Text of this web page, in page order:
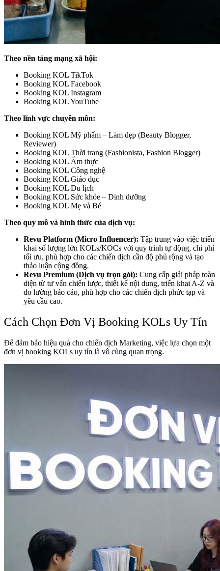
Theo nền tảng mạng xã hội:
Booking KOL TikTok
Booking KOL Facebook
Booking KOL Instagram
Booking KOL YouTube
Theo lĩnh vực chuyên môn:
Booking KOL Mỹ phẩm – Làm đẹp (Beauty Blogger,
Reviewer)
Booking KOL Thời trang (Fashionista, Fashion Blogger)
Booking KOL Ẩm thực
Booking KOL Công nghệ
Booking KOL Giáo dục
Booking KOL Du lịch
Booking KOL Sức khỏe – Dinh dưỡng
Booking KOL Mẹ và Bé
Theo quy mô và hình thức của dịch vụ:
Revu Platform (Micro Influencer): Tập trung vào việc triển
khai số lượng lớn KOLs/KOCs với quy trình tự động, chi phí
tối ưu, phù hợp cho các chiến dịch cần độ phủ rộng và tạo
thảo luận cộng đồng.
Revu Premium (Dịch vụ trọn gói): Cung cấp giải pháp toàn
diện từ tư vấn chiến lược, thiết kế nội dung, triển khai A-Z và
đo lường báo cáo, phù hợp cho các chiến dịch phức tạp và
yêu cầu cao.
Cách Chọn Đơn Vị Booking KOLs Uy Tín
Để đảm bảo hiệu quả cho chiến dịch Marketing, việc lựa chọn một
đơn vị booking KOLs uy tín là vô cùng quan trọng.